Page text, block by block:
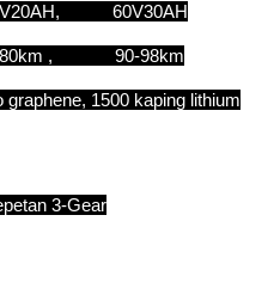
60V30AH
, 90-98km
graphene, 1500 kaping lithium
3-Gear